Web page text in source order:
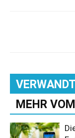
MEHR